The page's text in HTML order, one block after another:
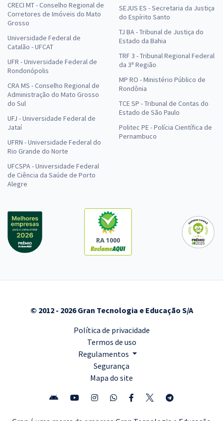
CRECI MT - Conselho Regional de
Corretores de Imóveis do Mato
Grosso
Universidade Federal de
Catalão - UFCAT
UFR - Universidade Federal de
Rondonópolis
CRA MS - Conselho Regional de
Administração do Mato Grosso
do Sul
UFJ - Universidade Federal de
Jataí
UFRN - Universidade Federal do
Rio Grande do Norte
UFCSPA - Universidade Federal
de Ciência da Saúde de Porto
Alegre
SEJUS ES - Secretaria da Justiça
do Espírito Santo
TJ BA - Tribunal de Justiça do
Estado da Bahia
TRF 3 - Tribunal Regional Federal
da 3ª Região
MP RO - Ministério Público de
Rondônia
TCE SP - Tribunal de Contas do
Estado de São Paulo
Politec PE - Polícia Científica de
Pernambuco
RA 1000
© 2012 - 2026 Gran Tecnologia e Educação S/A
Política de privacidade
Termos de uso
Regulamentos
Segurança
Mapa do site